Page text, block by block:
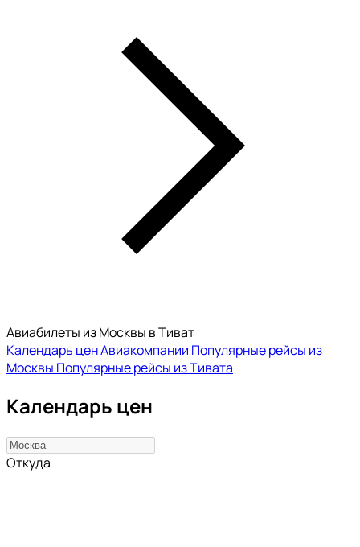
Авиабилеты из Москвы в Тиват
Календарь ценАвиакомпании Популярные рейсы из
Москвы Популярные рейсы из Тивата
Календарь цен
Откуда